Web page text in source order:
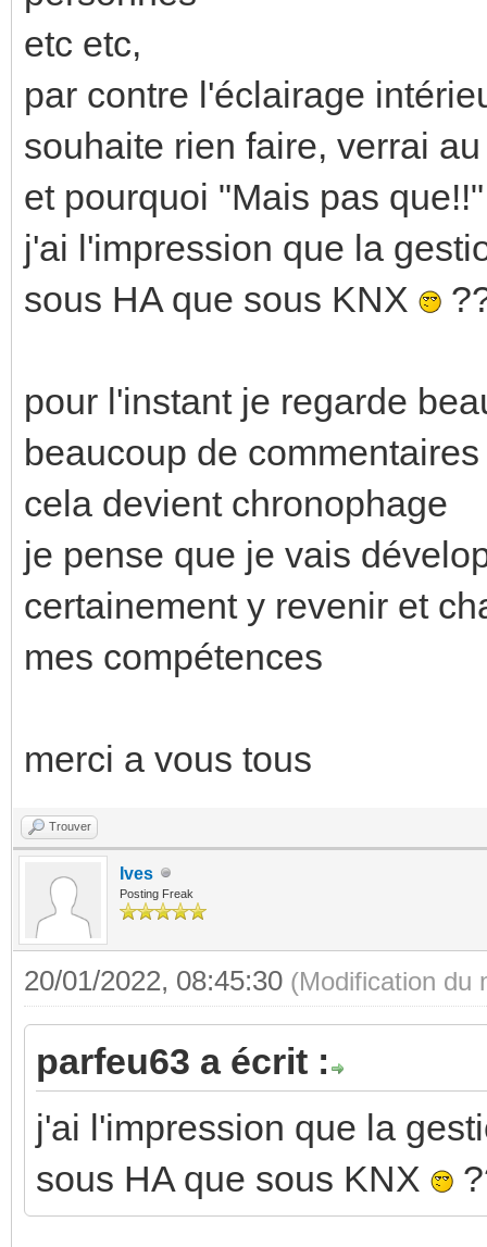
etc etc,
par contre l'éclairage
souhaite rien faire, verrai
et pourquoi "Mais pas que!!"
j'ai l'impression que la
sous HA que sous KNX
pour l'instant je regarde
beaucoup de commentaires
cela devient chronophage
je pense que je vais
certainement y revenir et
mes compétences
merci a vous tous
Trouver
Ives
Posting Freak
20/01/2022, 08:45:30 (Modification du
parfeu63 a écrit :
j'ai l'impression que la
sous HA que sous KNX